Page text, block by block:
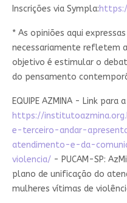
Inscrições via Sympla:
* As opiniões aqui
necessariamente refletem
objetivo é estimular o
do pensamento
EQUIPE AZMINA - Link para
https://
e-terceiro-andar-
atendimento-e-da-
violencia/- PUCAM-SP:
plano de unificação do
mulheres vítimas de